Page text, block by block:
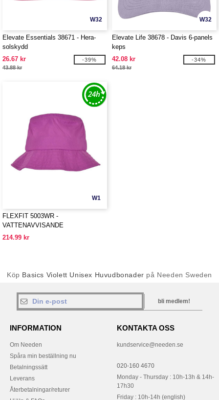
W32
Elevate Essentials 38671 - Hera-
solskydd
26.67 kr
43.88 kr
-39%
W32
Elevate Life 38678 - Davis 6-panels
keps
42.08 kr
64.18 kr
-34%
W1
FLEXFIT 5003WR -
VATTENAVVISANDE
BUCKETHATT
214.99 kr
Köp Basics Violett Unisex Huvudbonader på Needen Sweden
bli medlem!
INFORMATION
Om Needen
Spåra min beställning nu
Betalningssätt
Leverans
Återbetalningar/returer
KONTAKTA OSS
kundservice@needen.se
020-160 4670
Monday - Thursday : 10h-13h & 14h-
17h30
Friday : 10h-14h (english)